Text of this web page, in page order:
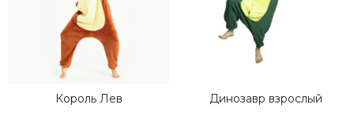
Король Лев Динозавр взрослый